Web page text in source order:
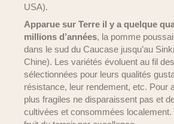
USA).
Apparue sur Terre il y a quelque
millions d’années, la pomme
dans le sud du Caucase jusqu’au
Chine). Les variétés évoluent au fil
sélectionnées pour leurs qualités
résistance, leur rendement, etc. Pour
plus fragiles ne disparaissent pas et
cultivées et consommées